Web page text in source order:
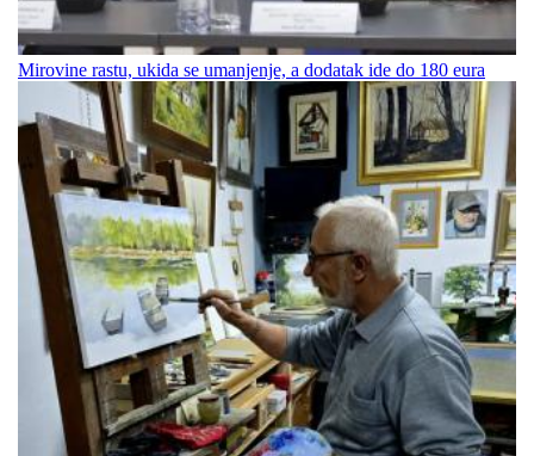
Mirovine rastu, ukida se umanjenje, a dodatak ide do 180 eura